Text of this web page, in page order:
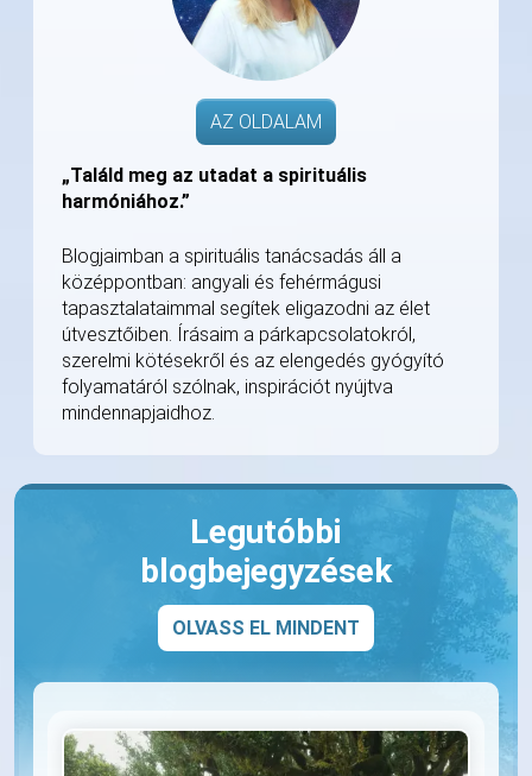
AZ OLDALAM
„Találd meg az utadat a spirituális
harmóniához.”
Blogjaimban a spirituális tanácsadás áll a
középpontban: angyali és fehérmágusi
tapasztalataimmal segítek eligazodni az élet
útvesztőiben. Írásaim a párkapcsolatokról,
szerelmi kötésekről és az elengedés gyógyító
folyamatáról szólnak, inspirációt nyújtva
mindennapjaidhoz.
Legutóbbi
blogbejegyzések
OLVASS EL MINDENT